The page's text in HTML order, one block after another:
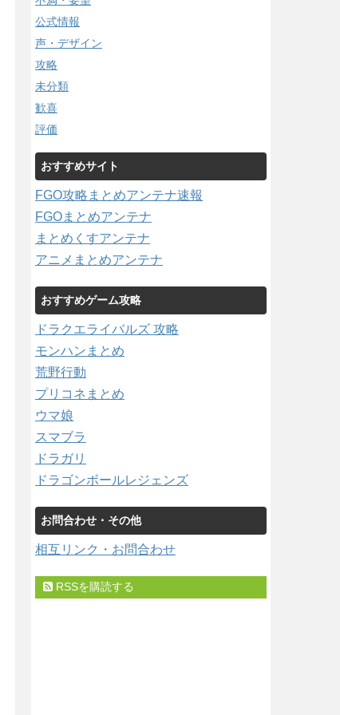
公式情報
声・デザイン
攻略
未分類
歓喜
評価
おすすめサイト
FGO攻略まとめアンテナ速報
FGOまとめアンテナ
まとめくすアンテナ
アニメまとめアンテナ
おすすめゲーム攻略
ドラクエライバルズ 攻略
モンハンまとめ
荒野行動
プリコネまとめ
ウマ娘
スマブラ
ドラガリ
ドラゴンボールレジェンズ
お問合わせ・その他
相互リンク・お問合わせ
RSSを購読する